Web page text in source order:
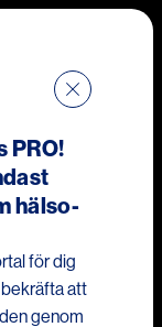
i
PRO!
hälso-
för dig
att
genom